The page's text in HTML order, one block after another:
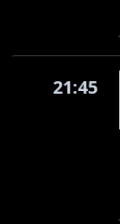
21:45